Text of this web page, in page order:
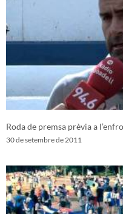
Roda de premsa prèvia a
30 de setembre de 2011